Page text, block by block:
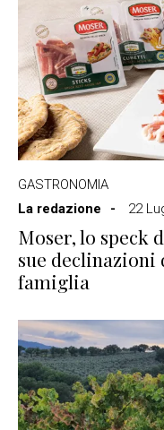
GASTRONOMIA
La redazione
22
Moser, lo speck
sue declinazioni
famiglia